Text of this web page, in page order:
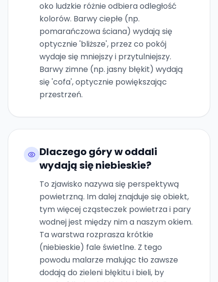
oko ludzkie różnie odbiera odległość
kolorów. Barwy ciepłe (np.
pomarańczowa ściana) wydają się
optycznie 'bliższe', przez co pokój
wydaje się mniejszy i przytulniejszy.
Barwy zimne (np. jasny błękit) wydają
się 'cofa', optycznie powiększając
przestrzeń.
Dlaczego góry w oddali
wydają się niebieskie?
To zjawisko nazywa się perspektywą
powietrzną. Im dalej znajduje się obiekt,
tym więcej cząsteczek powietrza i pary
wodnej jest między nim a naszym okiem.
Ta warstwa rozprasza krótkie
(niebieskie) fale świetlne. Z tego
powodu malarze malując tło zawsze
dodają do zieleni błękitu i bieli, by